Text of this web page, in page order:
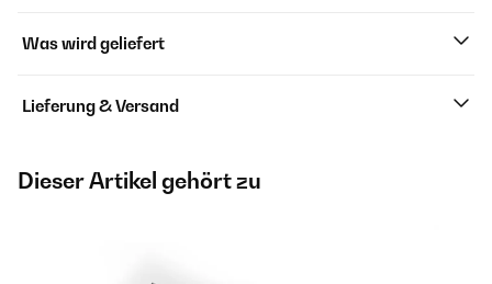
Was wird geliefert
Lieferung & Versand
Dieser Artikel gehört zu